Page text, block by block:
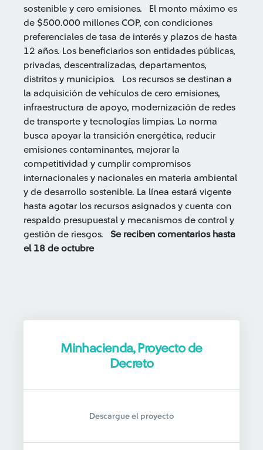
sostenible y cero emisiones. El monto máximo es
de $500.000 millones COP, con condiciones
preferenciales de tasa de interés y plazos de hasta
12 años. Los beneficiarios son entidades públicas,
privadas, descentralizadas, departamentos,
distritos y municipios. Los recursos se destinan a
la adquisición de vehículos de cero emisiones,
infraestructura de apoyo, modernización de redes
de transporte y tecnologías limpias. La norma
busca apoyar la transición energética, reducir
emisiones contaminantes, mejorar la
competitividad y cumplir compromisos
internacionales y nacionales en materia ambiental
y de desarrollo sostenible. La línea estará vigente
hasta agotar los recursos asignados y cuenta con
respaldo presupuestal y mecanismos de control y
gestión de riesgos. Se reciben comentarios hasta
el 18 de octubre
Minhacienda, Proyecto de
Decreto
Descargue el proyecto